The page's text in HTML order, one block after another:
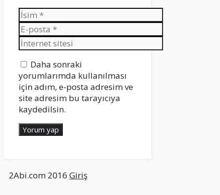
İsim
E-
posta
İnternet
sitesi
Daha sonraki
yorumlarımda kullanılması
için adım, e-posta adresim ve
site adresim bu tarayıcıya
kaydedilsin.
2Abi.com 2016 Giriş